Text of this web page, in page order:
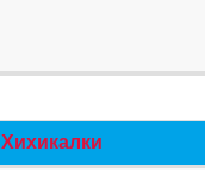
Хихикалки